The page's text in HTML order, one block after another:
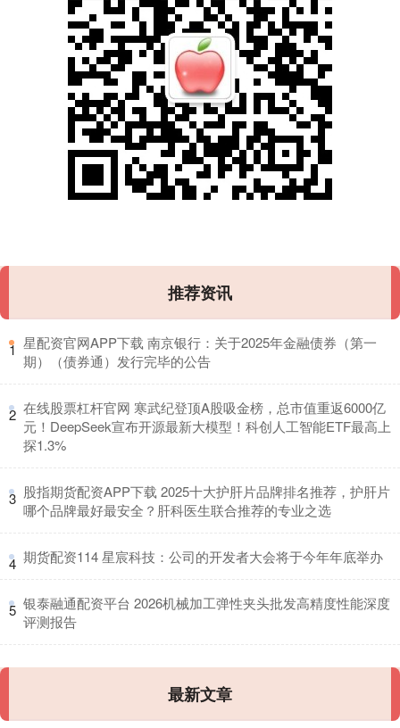
推荐资讯
1 ​星配资官网APP下载 南京银行：关于2025年金融债券（第一
期）（债券通）发行完毕的公告
2 ​在线股票杠杆官网 寒武纪登顶A股吸金榜，总市值重返6000亿
元！DeepSeek宣布开源最新大模型！科创人工智能ETF最高上
探1.3%
3 ​股指期货配资APP下载 2025十大护肝片品牌排名推荐，护肝片
哪个品牌最好最安全？肝科医生联合推荐的专业之选
4 ​期货配资114 星宸科技：公司的开发者大会将于今年年底举办
5 ​银泰融通配资平台 2026机械加工弹性夹头批发高精度性能深度
评测报告
最新文章